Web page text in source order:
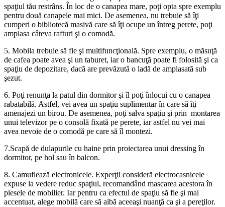
spaţiul tău restrâns. În loc de o canapea mare, poţi opta spre exemplu
pentru două canapele mai mici. De asemenea, nu trebuie să îţi
cumperi o bibliotecă masivă care să îţi ocupe un întreg perete, poţi
amplasa câteva rafturi şi o comodă.
5. Mobila trebuie să fie şi multifuncţională. Spre exemplu, o măsuţă
de cafea poate avea şi un taburet, iar o bancuţă poate fi folosită şi ca
spaţiu de depozitare, dacă are prevăzută o ladă de amplasată sub
şezut.
6. Poţi renunţa la patul din dormitor şi îl poţi înlocui cu o canapea
rabatabilă. Astfel, vei avea un spaţiu suplimentar în care să îţi
amenajezi un birou. De asemenea, poţi salva spaţiu şi prin montarea
unui televizor pe o consolă fixată pe perete, iar astfel nu vei mai
avea nevoie de o comodă pe care să îl montezi.
7.Scapă de dulapurile cu haine prin proiectarea unui dressing în
dormitor, pe hol sau în balcon.
8. Camuflează electronicele. Experţii consideră electrocasnicele
expuse la vedere reduc spaţiul, recomandând mascarea acestora în
piesele de mobilier. Iar pentru ca efectul de spaţiu să fie şi mai
accentuat, alege mobilă care să aibă aceeaşi nuanţă ca şi a pereţilor.